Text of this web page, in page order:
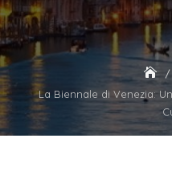
La Biennale di Venezia: